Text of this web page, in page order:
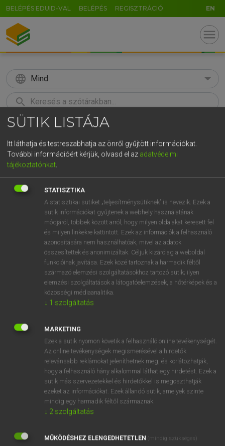
BELÉPÉS EDUID-VAL BELÉPÉS REGISZTRÁCIÓ EN
menu
language Mind
search
KERESÉS
Európai uniós terminológiai szótár
VAN ELŐFIZETÉSED?
Van előfizetésem a teljes szócikk megtekintéséhez.
BELÉPÉS
NINCS ELŐFIZETÉSED?
Nincs regisztrációm és előfizetésem. A szótár 2 órás,
díjmentes próbaverziójának elindításához regisztrálok és
belépek.
REGISZTRÁCIÓ
SÜTIK LISTÁJA
Itt láthatja és testreszabhatja az önről gyűjtött információkat.
További információért kérjük, olvasd el az adatvédelmi
tájékoztatónkat.
STATISZTIKA
A statisztikai sütiket „teljesítménysütiknek” is nevezik. Ezek a
sütik információkat gyűjtenek a webhely használatának
módjáról, többek között arról, hogy milyen oldalakat keresett fel
és milyen linkekre kattintott. Ezek az információk a felhasználó
azonosítására nem használhatóak, mivel az adatok
összesítettek és anonimizáltak. Céljuk kizárólag a weboldal
funkcióinak javítása. Ezek közé tartoznak a harmadik féltől
származó elemzési szolgáltatásokhoz tartozó sütik; ilyen
elemzési szolgáltatások a látogatóelemzések, a hőtérképek és a
közösségi médiaanalitika.
↓ 1 szolgáltatás
MARKETING
Ezek a sütik nyomon követik a felhasználó online tevékenységét.
Az online tevékenységek megismerésével a hirdetők
relevánsabb reklámokat jeleníthetnek meg, és korlátozhatják,
hogy a felhasználó hány alkalommal láthat egy hirdetést. Ezek a
sütik más szervezetekkel és hirdetőkkel is megoszthatják
ezeket az információkat. Ezek állandó sütik, amelyek szinte
mindig egy harmadik féltől származnak.
↓ 2 szolgáltatás
MŰKÖDÉSHEZ ELENGEDHETETLEN (mindig szükséges)
GR
t z u i o p
g h j k l é á ű Ω
n m , . AltGr